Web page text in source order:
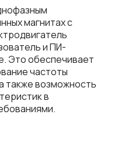
магнитах с
и ПИ-
Это обеспечивает
частоты
также возможность
в